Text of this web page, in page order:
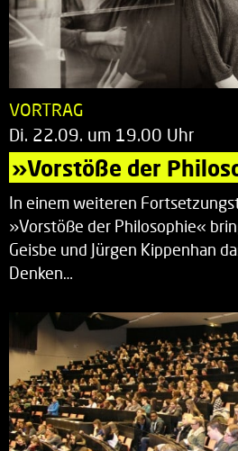
VORTRAG
Di. 22.09. um 19.00 Uhr
»Vorstöße der
In einem weiteren
»Vorstöße der Philosophie«
Geisbe und Jürgen Kippenhan
Denken…